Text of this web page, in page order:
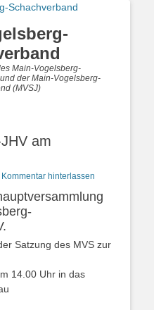
Main-Vogelsberg-
der Main-Vogelsberg-
(MVSJ)
am
Kommentar hinterlassen
Satzung des MVS zur
14.00 Uhr in das